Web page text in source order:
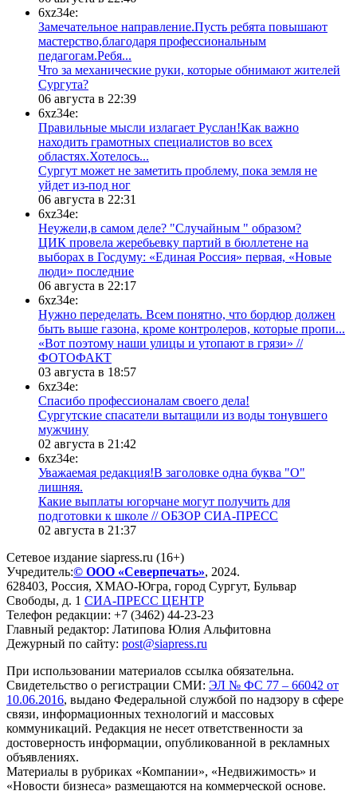
6xz34e:
Замечательное направление.Пусть ребята повышают
мастерство,благодаря профессиональным
педагогам.Ребя...
​Что за механические руки, которые обнимают жителей
Сургута?
06 августа в 22:39
6xz34e:
Правильные мысли излагает Руслан!Как важно
находить грамотных специалистов во всех
областях.Хотелось...
Сургут может не заметить проблему, пока земля не
уйдет из-под ног
06 августа в 22:31
6xz34e:
Неужели,в самом деле? "Случайным " образом?
ЦИК провела жеребьевку партий в бюллетене на
выборах в Госдуму: «Единая Россия» первая, «Новые
люди» последние
06 августа в 22:17
6xz34e:
Нужно переделать. Всем понятно, что бордюр должен
быть выше газона, кроме контролеров, которые пропи...
«Вот поэтому наши улицы и утопают в грязи» //
ФОТОФАКТ
03 августа в 18:57
6xz34e:
Спасибо профессионалам своего дела!
Сургутские спасатели вытащили из воды тонувшего
мужчину
02 августа в 21:42
6xz34e:
Уважаемая редакция!В заголовке одна буква "О"
лишняя.
Какие выплаты югорчане могут получить для
подготовки к школе // ОБЗОР СИА-ПРЕСС
02 августа в 21:37
Сетевое издание siapress.ru (16+)
Учредитель:© ООО «Северпечать», 2024.
628403, Россия, ХМАО-Югра, город Сургут, Бульвар
Свободы, д. 1 СИА-ПРЕСС ЦЕНТР
Телефон редакции: +7 (3462) 44-23-23
Главный редактор: Латипова Юлия Альфитовна
Дежурный по сайту: post@siapress.ru
При использовании материалов ссылка обязательна.
Свидетельство о регистрации СМИ: ЭЛ № ФС 77 – 66042 от
10.06.2016, выдано Федеральной службой по надзору в сфере
связи, информационных технологий и массовых
коммуникаций. Редакция не несет ответственности за
достоверность информации, опубликованной в рекламных
объявлениях.
Материалы в рубриках «Компании», «Недвижимость» и
«Новости бизнеса» размещаются на коммерческой основе.